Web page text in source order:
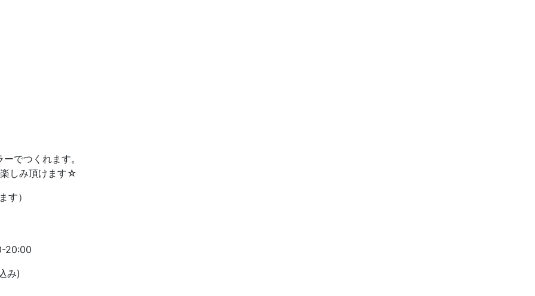
でつくれます。
しみ頂けます☆
す）
20:00
み)